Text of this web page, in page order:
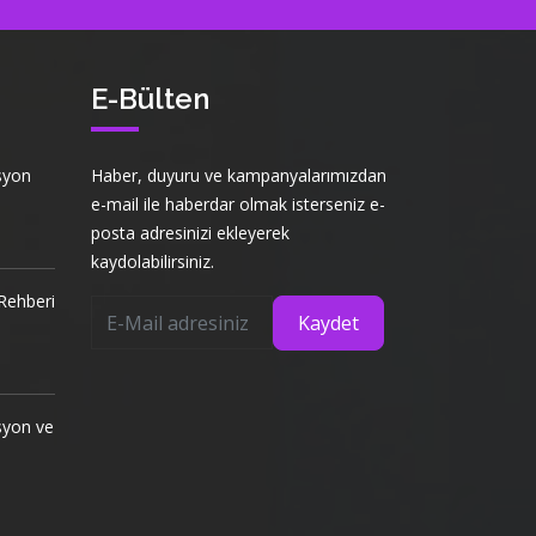
ve
E-Bülten
Haber, duyuru ve kampanyalarımızdan
e-mail ile haberdar olmak isterseniz e-
posta adresinizi ekleyerek
kaydolabilirsiniz.
Kaydet